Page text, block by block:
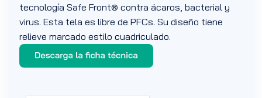
tecnología Safe Front® contra ácaros, bacterial y
virus. Esta tela es libre de PFCs. Su diseño tiene
relieve marcado estilo cuadriculado.